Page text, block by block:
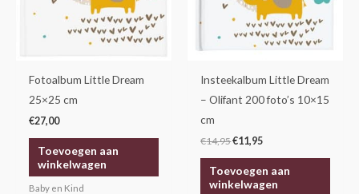
Fotoalbum Little Dream
25×25 cm
€27,00
Toevoegen aan
winkelwagen
Baby en Kind
Insteekalbum Little Dream
– Olifant 200 foto’s 10×15
cm
€14,95€11,95
Toevoegen aan
winkelwagen